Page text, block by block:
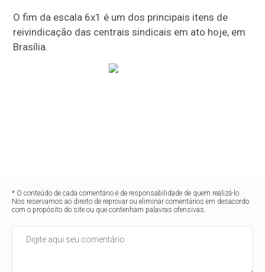
O fim da escala 6x1 é um dos principais itens de
reivindicação das centrais sindicais em ato hoje, em
Brasília.
* O conteúdo de cada comentário é de responsabilidade de quem realizá-lo.
Nos reservamos ao direito de reprovar ou eliminar comentários em desacordo
com o propósito do site ou que contenham palavras ofensivas.